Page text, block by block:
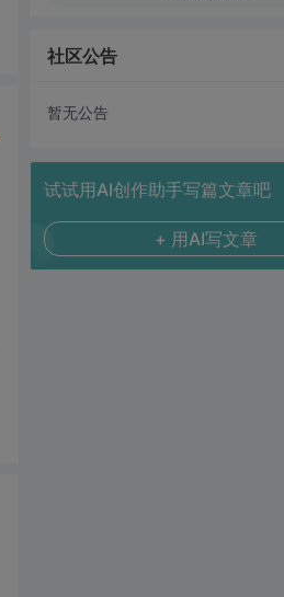
社区公告
暂无公告
试试用AI创作助手写篇文章吧
+ 用AI写文章